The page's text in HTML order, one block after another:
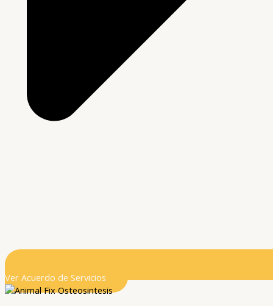
Ver Acuerdo de Servicios